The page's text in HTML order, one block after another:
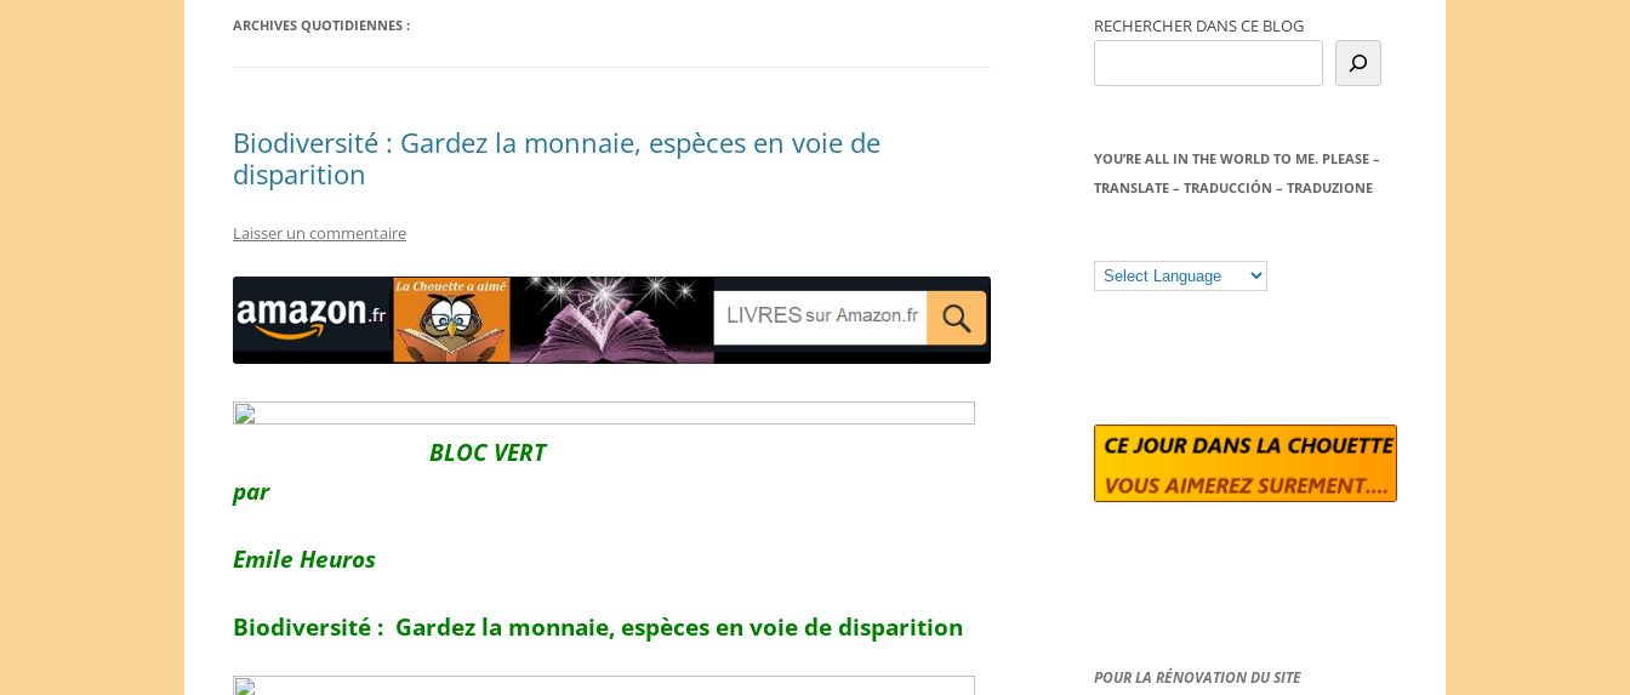
ARCHIVES QUOTIDIENNES :
Biodiversité : Gardez la monnaie, espèces en voie de
disparition
Laisser un commentaire
BLOC VERT
par
Emile Heuros
Biodiversité : Gardez la monnaie, espèces en voie de disparition
RECHERCHER DANS CE BLOG
YOU’RE ALL IN THE WORLD TO ME. PLEASE –
TRANSLATE – TRADUCCIÓN – TRADUZIONE
POUR LA RÉNOVATION DU SITE